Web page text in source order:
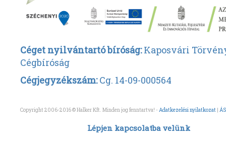
Céget nyilvántartó bíróság:Kaposvári
Cégbíróság
Cégjegyzékszám:Cg. 14-09-000564
Copyright 2006-2016 © Halker Kft. Minden jog fenntartva! - Adatkezelési nyilatkozat
Lépjen kapcsolatba velünk